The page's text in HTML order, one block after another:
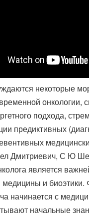
некоторые
онкологии,
подхода,
предиктивных
Дмитриевич, С Ю
является
и
начинается с
начальные